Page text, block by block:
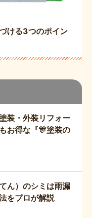
装・外装リフォー
お得な『🎊塗装の
ん）のシミは雨漏
をプロが解説
ける3つのポイン